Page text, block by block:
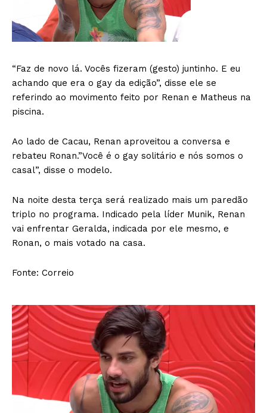
“Faz de novo lá. Vocês fizeram (gesto) juntinho. E eu
achando que era o gay da edição”, disse ele se
referindo ao movimento feito por Renan e Matheus na
piscina.
Ao lado de Cacau, Renan aproveitou a conversa e
rebateu Ronan.”Você é o gay solitário e nós somos o
casal”, disse o modelo.
Na noite desta terça será realizado mais um paredão
triplo no programa. Indicado pela líder Munik, Renan
vai enfrentar Geralda, indicada por ele mesmo, e
Ronan, o mais votado na casa.
Fonte: Correio